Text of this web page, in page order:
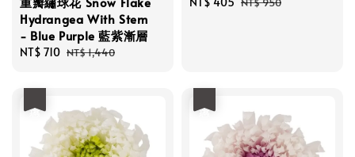
Hydrangea With Stem
- Blue Purple 藍紫漸層
Sale
NT$ 710 Regular
NT$ 1,440